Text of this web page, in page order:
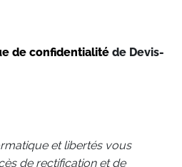
de confidentialité de Devis-
et libertés vous
de rectification et de